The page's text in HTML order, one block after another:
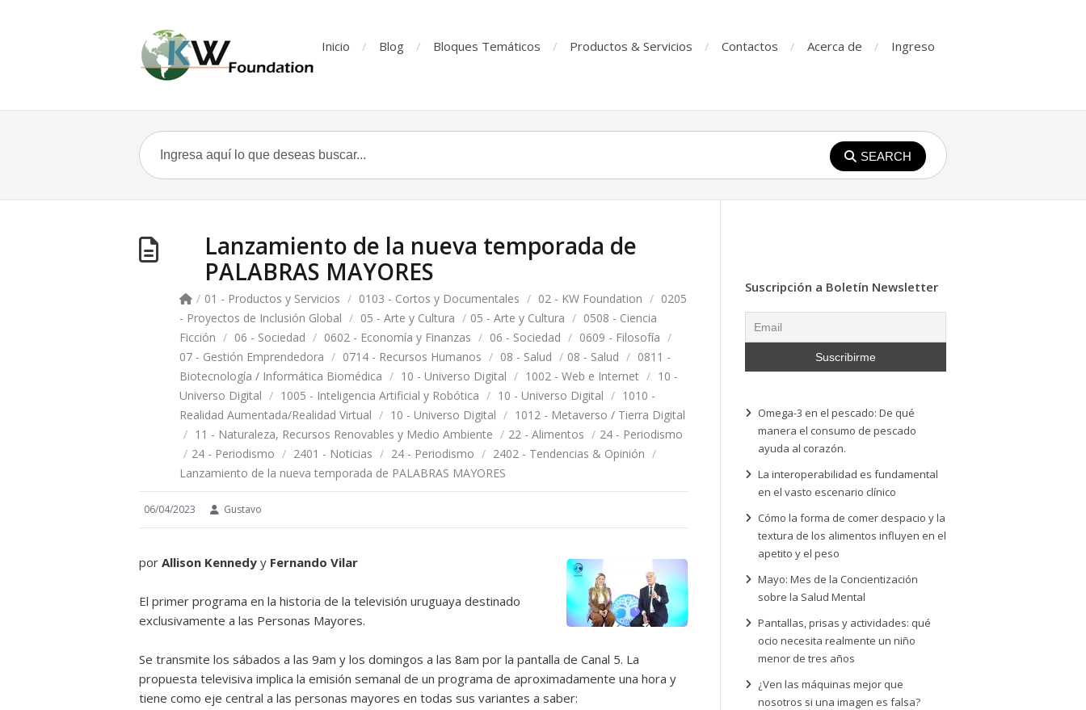
Inicio Blog Bloques Temáticos Productos & Servicios Contactos Acerca de Ingreso
SEARCH
Lanzamiento de la nueva temporada de
PALABRAS MAYORES
/ 01 - Productos y Servicios / 0103 - Cortos y Documentales / 02 - KW Foundation / 0205
- Proyectos de Inclusión Global / 05 - Arte y Cultura / 05 - Arte y Cultura / 0508 - Ciencia
Ficción / 06 - Sociedad / 0602 - Economía y Finanzas / 06 - Sociedad / 0609 - Filosofía /
07 - Gestión Emprendedora / 0714 - Recursos Humanos / 08 - Salud / 08 - Salud / 0811 -
Biotecnología / Informática Biomédica / 10 - Universo Digital / 1002 - Web e Internet / 10 -
Universo Digital / 1005 - Inteligencia Artificial y Robótica / 10 - Universo Digital / 1010 -
Realidad Aumentada/Realidad Virtual / 10 - Universo Digital / 1012 - Metaverso / Tierra Digital
/ 11 - Naturaleza, Recursos Renovables y Medio Ambiente / 22 - Alimentos / 24 - Periodismo
/ 24 - Periodismo / 2401 - Noticias / 24 - Periodismo / 2402 - Tendencias & Opinión /
Lanzamiento de la nueva temporada de PALABRAS MAYORES
06/04/2023 Gustavo
por Allison Kennedy y Fernando Vilar
El primer programa en la historia de la televisión uruguaya destinado
exclusivamente a las Personas Mayores.
Se transmite los sábados a las 9am y los domingos a las 8am por la pantalla de Canal 5. La
propuesta televisiva implica la emisión semanal de un programa de aproximadamente una hora y
tiene como eje central a las personas mayores en todas sus variantes a saber:
Suscripción a Boletín Newsletter
Omega-3 en el pescado: De qué
manera el consumo de pescado
ayuda al corazón.
La interoperabilidad es fundamental
en el vasto escenario clínico
Cómo la forma de comer despacio y la
textura de los alimentos influyen en el
apetito y el peso
Mayo: Mes de la Concientización
sobre la Salud Mental
Pantallas, prisas y actividades: qué
ocio necesita realmente un niño
menor de tres años
¿Ven las máquinas mejor que
nosotros si una imagen es falsa?